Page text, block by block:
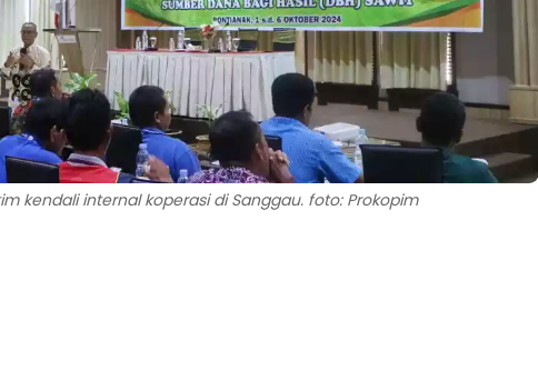
kendali internal koperasi di Sanggau. foto: Prokopim